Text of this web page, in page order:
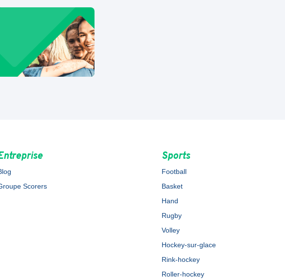
Scorers
Sports
Football
Basket
Hand
Rugby
Volley
Hockey-sur-glace
Rink-hockey
Roller-hockey